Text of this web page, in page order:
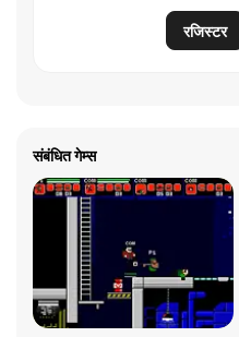
रजिस्टर
संबंधित गेम्स